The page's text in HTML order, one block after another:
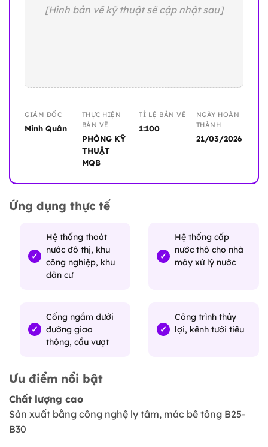
[Hình bản vẽ kỹ thuật sẽ cập nhật sau]
GIÁM ĐỐC
Minh Quân
THỰC HIỆN
BẢN VẼ
PHÒNG KỸ
THUẬT
MQB
TỈ LỆ BẢN VẼ
1:100
NGÀY HOÀN
THÀNH
21/03/2026
Ứng dụng thực tế
Hệ thống thoát
nước đô thị, khu
công nghiệp, khu
dân cư
Hệ thống cấp
nước thô cho nhà
máy xử lý nước
Cống ngầm dưới
đường giao
thông, cầu vượt
Công trình thủy
lợi, kênh tưới tiêu
Ưu điểm nổi bật
Chất lượng cao
Sản xuất bằng công nghệ ly tâm, mác bê tông B25-
B30